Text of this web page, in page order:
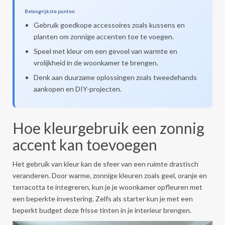
Belangrijkste punten
Gebruik goedkope accessoires zoals kussens en
planten om zonnige accenten toe te voegen.
Speel met kleur om een gevoel van warmte en
vrolijkheid in de woonkamer te brengen.
Denk aan duurzame oplossingen zoals tweedehands
aankopen en DIY-projecten.
Hoe kleurgebruik een zonnig
accent kan toevoegen
Het gebruik van kleur kan de sfeer van een ruimte drastisch
veranderen. Door warme, zonnige kleuren zoals geel, oranje en
terracotta te integreren, kun je je woonkamer opfleuren met
een beperkte investering. Zelfs als starter kun je met een
beperkt budget deze frisse tinten in je interieur brengen.